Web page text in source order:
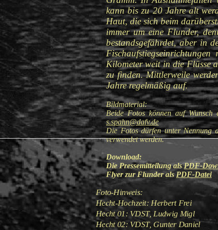
kann bis zu 20 Jahre alt
Haut, die sich beim
immer um eine Flunder,
bestandsgefährdet, aber in
Kilometer weit in die Flüsse
zu finden. Mittlerweile
Jahre regelmäßig auf.
Bildmaterial:
Beide Fotos können auf
s.spahn@dafv.de
Die Fotos dürfen unter Nennung
verwendet werden.
Download:
Die Pressemitteilung alsPDF-
Flyer zur Flunder alsPDF-Datei
Foto-Hinweis:
Hecht-Hochzeit: Herbert Frei
Hecht 01: VDST, Ludwig Migl
Hecht 02: VDST, Gunter Daniel